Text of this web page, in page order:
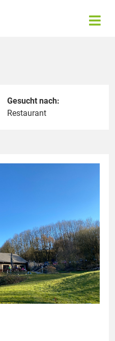
Gesucht nach:
Restaurant